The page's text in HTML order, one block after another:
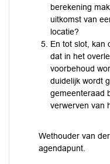
berekening
uitkomst van
locatie?
En tot slot, kan
dat in het
voorbehoud
duidelijk wordt
gemeenteraad
verwerven van
Wethouder van
agendapunt.